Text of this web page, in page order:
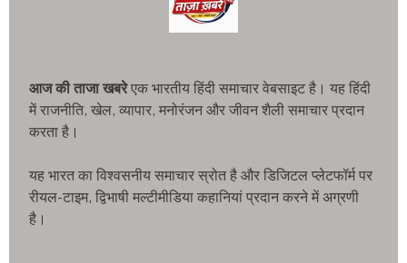
आज की ताजा खबरेएक भारतीय हिंदी समाचार वेबसाइट है। यह हिंदी
में राजनीति, खेल, व्यापार, मनोरंजन और जीवन शैली समाचार प्रदान
करता है।
यह भारत का विश्वसनीय समाचार स्रोत है और डिजिटल प्लेटफॉर्म पर
रीयल-टाइम, द्विभाषी मल्टीमीडिया कहानियां प्रदान करने में अग्रणी
है।